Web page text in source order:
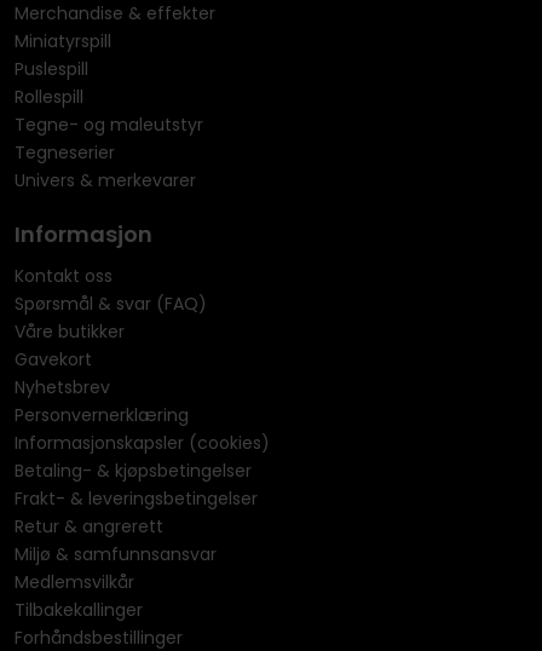
Merchandise & effekter
Miniatyrspill
Puslespill
Rollespill
Tegne- og maleutstyr
Tegneserier
Univers & merkevarer
Informasjon
Kontakt oss
Spørsmål & svar (FAQ)
Våre butikker
Gavekort
Nyhetsbrev
Personvernerklæring
Informasjonskapsler (cookies)
Betaling- & kjøpsbetingelser
Frakt- & leveringsbetingelser
Retur & angrerett
Miljø & samfunnsansvar
Medlemsvilkår
Tilbakekallinger
Forhåndsbestillinger